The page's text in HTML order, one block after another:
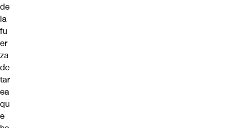
de
la
fu
er
za
de
tar
ea
qu
e